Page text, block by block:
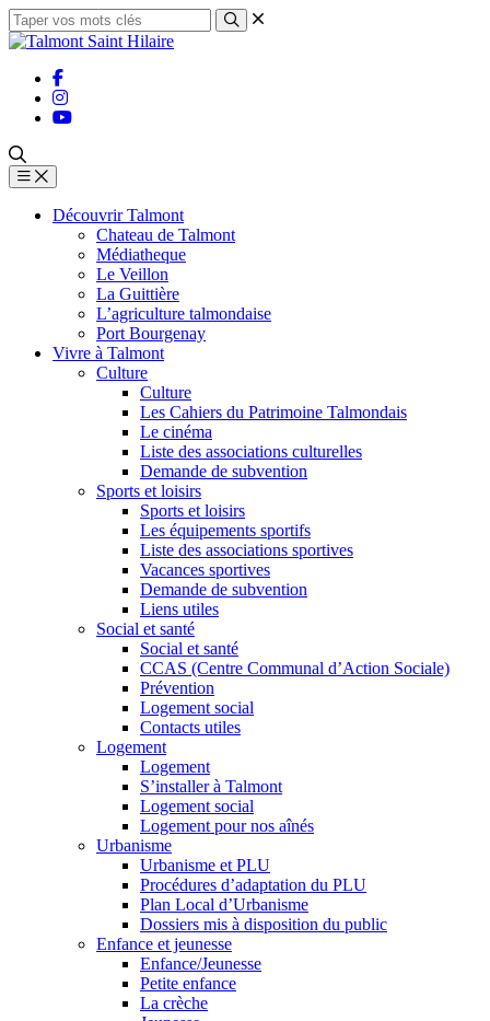
Découvrir Talmont
Chateau de Talmont
Médiatheque
Le Veillon
La Guittière
L’agriculture talmondaise
Port Bourgenay
Vivre à Talmont
Culture
Culture
Les Cahiers du Patrimoine Talmondais
Le cinéma
Liste des associations culturelles
Demande de subvention
Sports et loisirs
Sports et loisirs
Les équipements sportifs
Liste des associations sportives
Vacances sportives
Demande de subvention
Liens utiles
Social et santé
Social et santé
CCAS (Centre Communal d’Action Sociale)
Prévention
Logement social
Contacts utiles
Logement
Logement
S’installer à Talmont
Logement social
Logement pour nos aînés
Urbanisme
Urbanisme et PLU
Procédures d’adaptation du PLU
Plan Local d’Urbanisme
Dossiers mis à disposition du public
Enfance et jeunesse
Enfance/Jeunesse
Petite enfance
La crèche